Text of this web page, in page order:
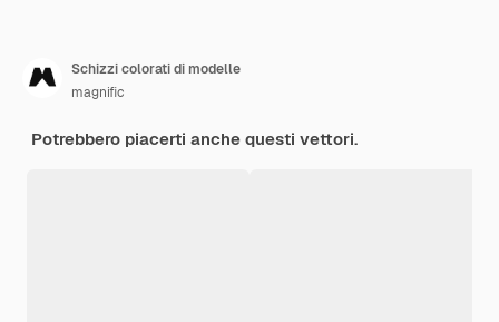
Schizzi colorati di modelle
magnific
Potrebbero piacerti anche questi vettori.